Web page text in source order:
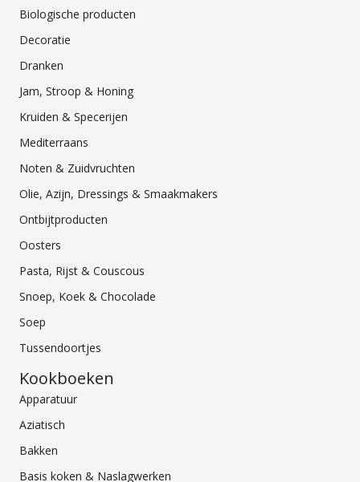
Biologische producten
Decoratie
Dranken
Jam, Stroop & Honing
Kruiden & Specerijen
Mediterraans
Noten & Zuidvruchten
Olie, Azijn, Dressings & Smaakmakers
Ontbijtproducten
Oosters
Pasta, Rijst & Couscous
Snoep, Koek & Chocolade
Soep
Tussendoortjes
Kookboeken
Apparatuur
Aziatisch
Bakken
Basis koken & Naslagwerken